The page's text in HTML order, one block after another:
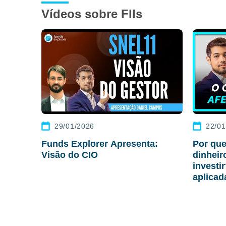
Vídeos sobre FIIs
29/01/2026
Funds Explorer Apresenta:
Visão do CIO
22/
Por